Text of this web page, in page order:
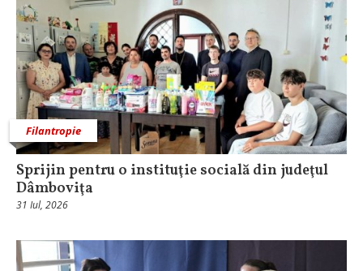
Filantropie
Sprijin pentru o instituţie socială din judeţul
Dâmboviţa
31 Iul, 2026